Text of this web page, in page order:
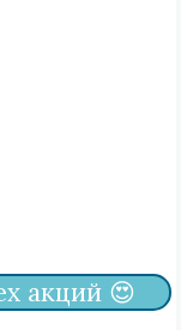
акций 😍